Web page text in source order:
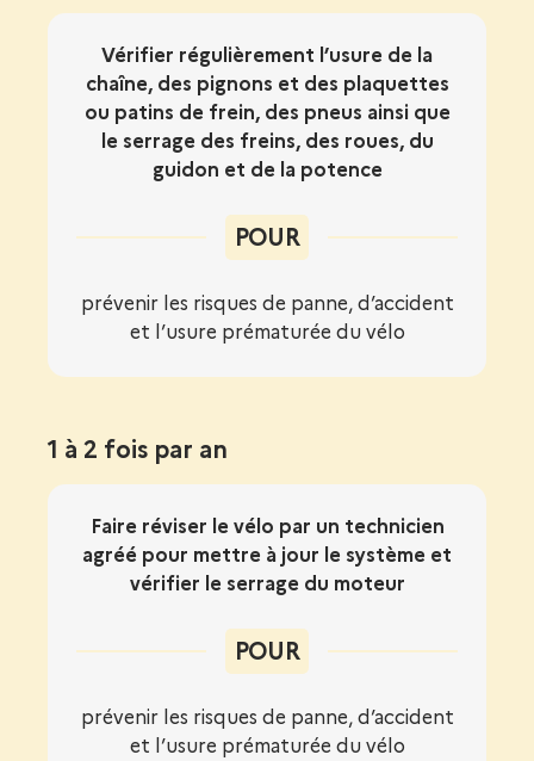
Vérifier régulièrement l’usure de la
chaîne, des pignons et des plaquettes
ou patins de frein, des pneus ainsi que
le serrage des freins, des roues, du
guidon et de la potence
POUR
prévenir les risques de panne, d’accident
et l’usure prématurée du vélo
1 à 2 fois par an
Faire réviser le vélo par un technicien
agréé pour mettre à jour le système et
vérifier le serrage du moteur
POUR
prévenir les risques de panne, d’accident
et l’usure prématurée du vélo